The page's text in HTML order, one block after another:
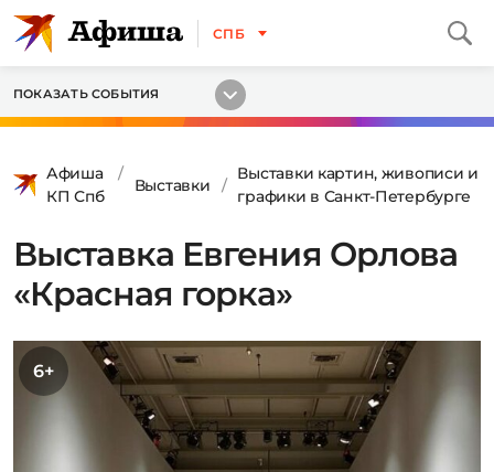
СПБ
ПОКАЗАТЬ СОБЫТИЯ
Афиша
КП Спб
Выставки
Выставки картин, живописи и
графики в Санкт-Петербурге
Выставка Евгения Орлова
«Красная горка»
6+